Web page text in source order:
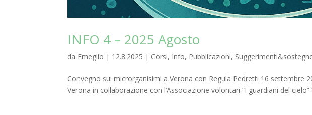
INFO 4 – 2025 Agosto
da Emeglio | 12.8.2025 | Corsi, Info, Pubblicazioni,
Convegno sui microrganisimi a Verona con Regula Pedretti 16 settembre
Verona in collaborazione con l’Associazione volontari “I guardiani del